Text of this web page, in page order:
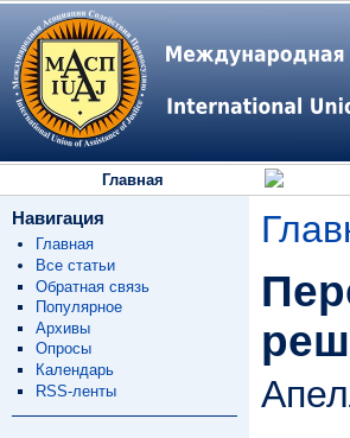
Главная
Навигация
Главная
Все статьи
Обратная связь
Популярное
Архивы
Опросы
Календарь
RSS-ленты